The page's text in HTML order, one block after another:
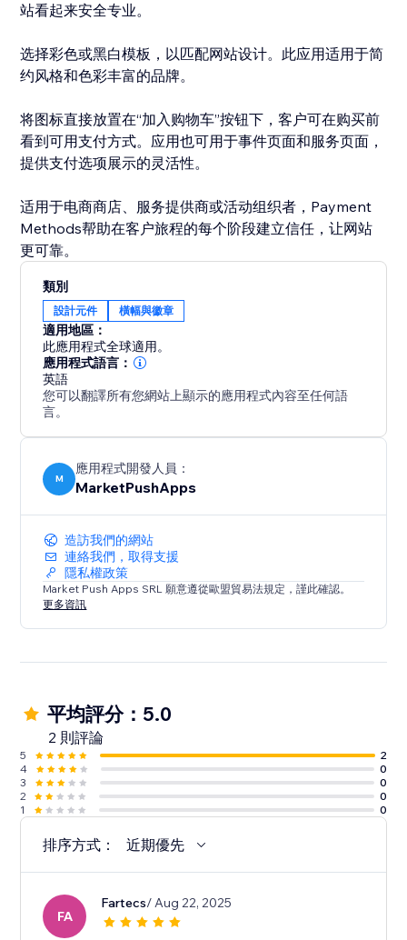
站看起来安全专业。
选择彩色或黑白模板，以匹配网站设计。此应用适用于简
约风格和色彩丰富的品牌。
将图标直接放置在“加入购物车”按钮下，客户可在购买前
看到可用支付方式。应用也可用于事件页面和服务页面，
提供支付选项展示的灵活性。
适用于电商商店、服务提供商或活动组织者，Payment
Methods帮助在客户旅程的每个阶段建立信任，让网站
更可靠。
類別
設計元件 橫幅與徽章
適用地區：
此應用程式全球適用。
應用程式語言：
英語
您可以翻譯所有您網站上顯示的應用程式內容至任何語
言。
M
應用程式開發人員：
MarketPushApps
造訪我們的網站
連絡我們，取得支援
隱私權政策
Market Push Apps SRL 願意遵從歐盟貿易法規定，謹此確認。
更多資訊
平均評分：5.0
2 則評論
5
2
4
0
3
0
2
0
1
0
排序方式： 近期優先
FA
Fartecs/ Aug 22, 2025